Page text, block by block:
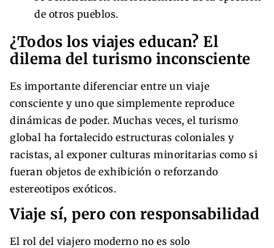
de otros pueblos.
¿Todos los viajes educan? El
dilema del turismo inconsciente
Es importante diferenciar entre un viaje
consciente y uno que simplemente reproduce
dinámicas de poder. Muchas veces, el turismo
global ha fortalecido estructuras coloniales y
racistas, al exponer culturas minoritarias como si
fueran objetos de exhibición o reforzando
estereotipos exóticos.
Viaje sí, pero con responsabilidad
El rol del viajero moderno no es solo